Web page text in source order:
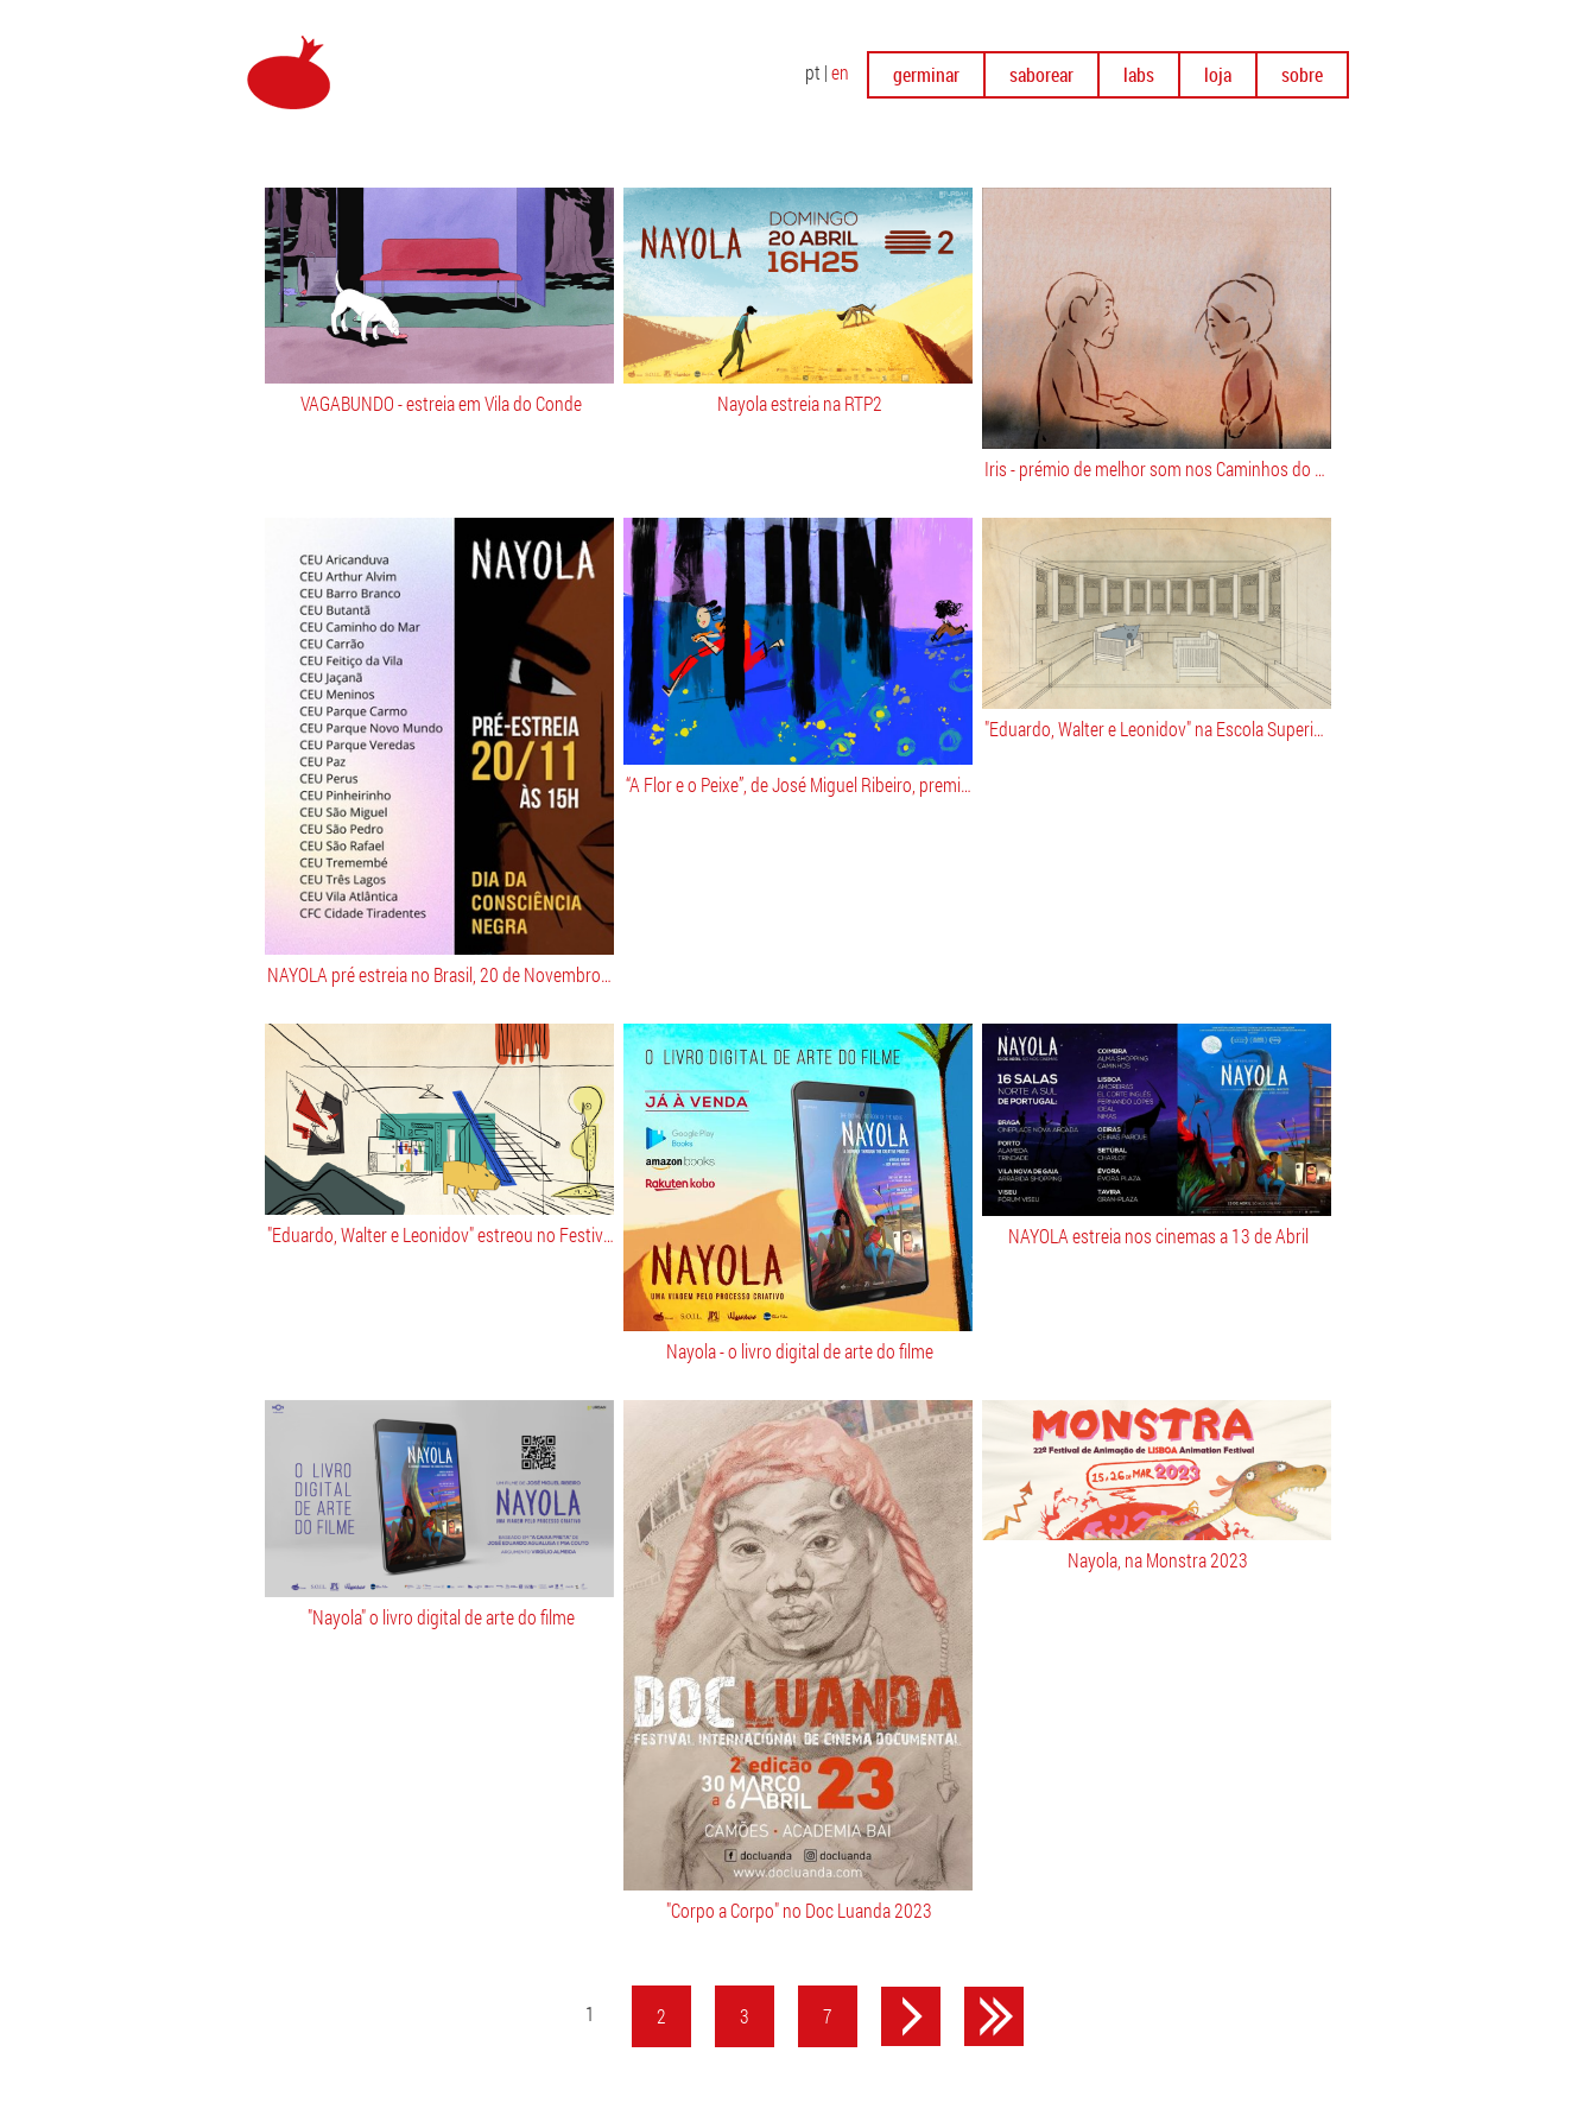
Praça
Filmes
germinar saborear labs loja sobre
pt |en
VAGABUNDO - estreia em Vila do Conde Nayola estreia na RTP2
Iris - prémio de melhor som nos Caminhos do Cinema Português
NAYOLA pré estreia no Brasil, 20 de Novembro, dia da Consciência Negra
“A Flor e o Peixe”, de José Miguel Ribeiro, premiado no Festival de Cinema de Animação de Annecy.
"Eduardo, Walter e Leonidov" na Escola Superior de Música de Lisboa - ESML
"Eduardo, Walter e Leonidov" estreou no Festival Monstra 2024.
Nayola - o livro digital de arte do filme
NAYOLA estreia nos cinemas a 13 de Abril
"Nayola" o livro digital de arte do filme
"Corpo a Corpo" no Doc Luanda 2023
Nayola, na Monstra 2023
1 2 3 7